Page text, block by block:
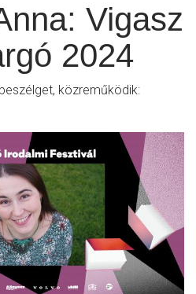
Vigasz
2024
közreműködik: